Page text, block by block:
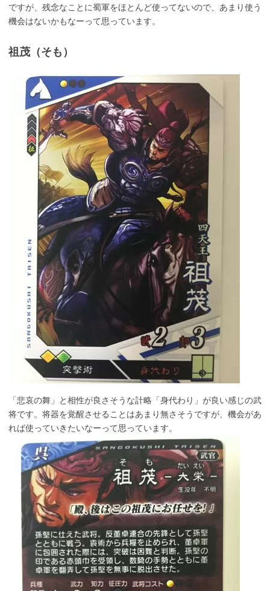
ですが、残念なことに蜀軍をほとんど使ってないので、あまり使う
機会はないかもなーって思っています。
祖茂（そも）
「悲哀の舞」と相性が良さそうな計略「身代わり」が良い感じの武
将です。将器を覚醒させることはあまり無さそうですが、機会があ
れば使っていきたいなーって思っています。